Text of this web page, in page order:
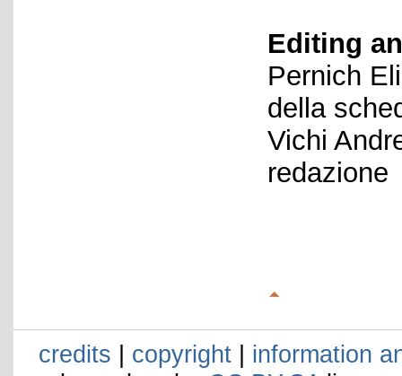
Editing
Pernich
della
Vichi
redazione
credits | copyright | information